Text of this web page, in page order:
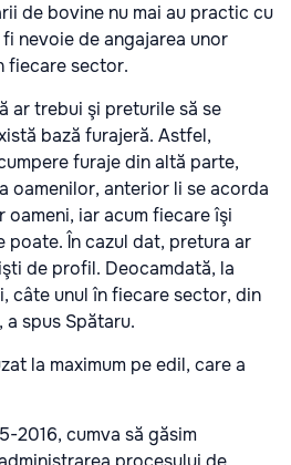
de bovine nu mai au practic cu
nevoie de angajarea unor
fiecare sector.
ar trebui şi preturile să se
bază furajeră. Astfel,
furaje din altă parte,
oamenilor, anterior li se acorda
iar acum fiecare îşi
poate. În cazul dat, pretura ar
de profil. Deocamdată, la
câte unul în fiecare sector, din
a spus Spătaru.
la maximum pe edil, care a
2016, cumva să găsim